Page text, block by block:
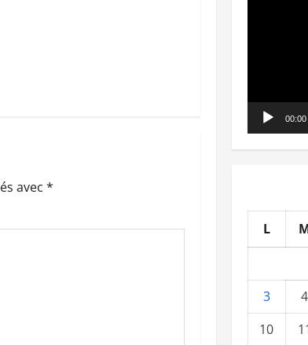
avec *
00:00
L
3
4
10